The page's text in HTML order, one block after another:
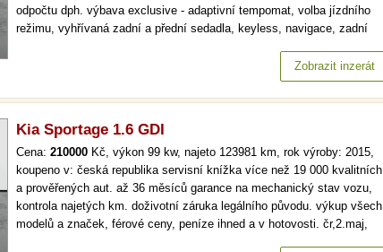
odpočtu dph. výbava exclusive - adaptivní tempomat, volba jízdního
režimu, vyhřívaná zadní a přední sedadla, keyless, navigace, zadní
mnoho dalšího. více než 19 000 kvalitních a prověřených aut. až…
Zobrazit inzerát
Kia Sportage 1.6 GDI
Cena: 210000 Kč, výkon 99 kw, najeto 123981 km, rok výroby: 2015,
koupeno v: česká republika servisní knížka více než 19 000 kvalitních
a prověřených aut. až 36 měsíců garance na mechanický stav vozu,
kontrola najetých km. doživotní záruka legálního původu. výkup všech
modelů a značek, férové ceny, peníze ihned a v hotovosti. čr,2.maj,